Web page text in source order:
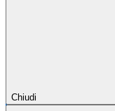
Chiudi